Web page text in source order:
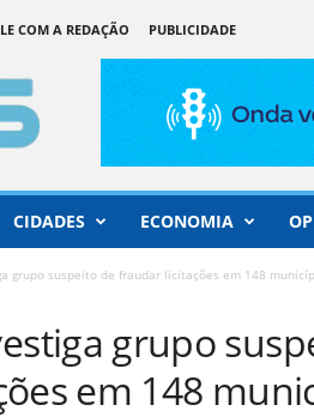
COM A REDAÇÃO
PUBLICIDADE
CIDADES ECONOMIA
grupo suspeito de fraudar licitações em 148
grupo
em 148